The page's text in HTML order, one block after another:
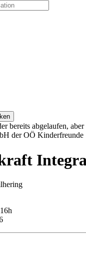
bereits abgelaufen,
der OÖ Kinderfreunde